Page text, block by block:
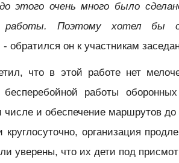
этого очень много было
работы. Поэтому хотел бы
- обратился он к участникам
что в этой работе нет
бесперебойной работы
числе и обеспечение маршрутов
организация
уверены, что их дети под